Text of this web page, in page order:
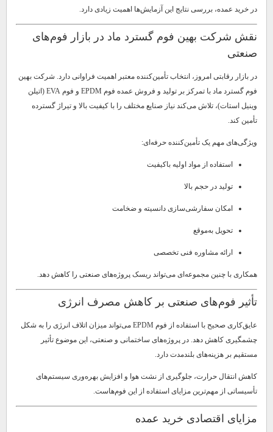
در خرید عمده، بررسی نتایج این آزمایش‌ها اهمیت زیادی دارد.
نقش شرکت بهین فوم گسترد ماد در بازار فوم‌های
صنعتی
در بازار رقابتی امروز، انتخاب تأمین‌کننده معتبر اهمیت فراوانی دارد. شرکت بهین
فوم گسترد ماد با تمرکز بر تولید و فروش عمده فوم EPDM و فوم EVA (اتیلن
وینیل استات)، تلاش می‌کند نیاز صنایع مختلف را با کیفیت بالا و تیراژ گسترده
تأمین کند.
ویژگی‌های مهم یک تأمین‌کننده حرفه‌ای:
استفاده از مواد اولیه باکیفیت
تولید در حجم بالا
امکان سفارشی‌سازی دانسیته و ضخامت
تحویل به‌موقع
ارائه مشاوره فنی تخصصی
همکاری با چنین مجموعه‌ای می‌تواند ریسک پروژه‌های صنعتی را کاهش دهد.
تأثیر فوم‌های صنعتی بر کاهش مصرف انرژی
عایق‌کاری صحیح با استفاده از فوم EPDM می‌تواند میزان اتلاف انرژی را به شکل
چشمگیری کاهش دهد. در پروژه‌های ساختمانی و صنعتی، این موضوع تأثیر
مستقیم بر هزینه‌های بلندمدت دارد.
کاهش انتقال حرارت، جلوگیری از نشت هوا و افزایش بهره‌وری سیستم‌های
تأسیساتی از مهم‌ترین مزایای استفاده از این فوم‌هاست.
مزایای اقتصادی خرید عمده